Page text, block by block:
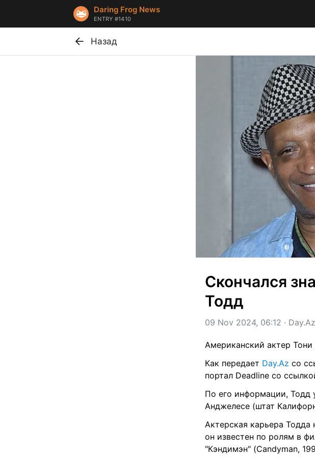
Daring Frog News
ENTRY #1410
Назад
Скончался
Тодд
09 Nov 2024, 06:12 · Day.Az
Американский актер
Как передает Day.Az со
портал Deadline со
По его информации, Тодд
Анджелесе (штат
Актерская карьера Тодда
он известен по ролям в
"Кэндимэн" (Candyman,